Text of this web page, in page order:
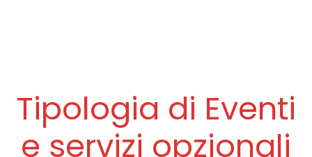
Tipologia di Eventi
e servizi opzionali